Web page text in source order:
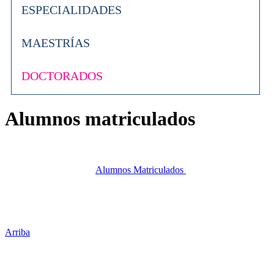
ESPECIALIDADES
MAESTRÍAS
DOCTORADOS
Alumnos matriculados
Alumnos Matriculados
Arriba